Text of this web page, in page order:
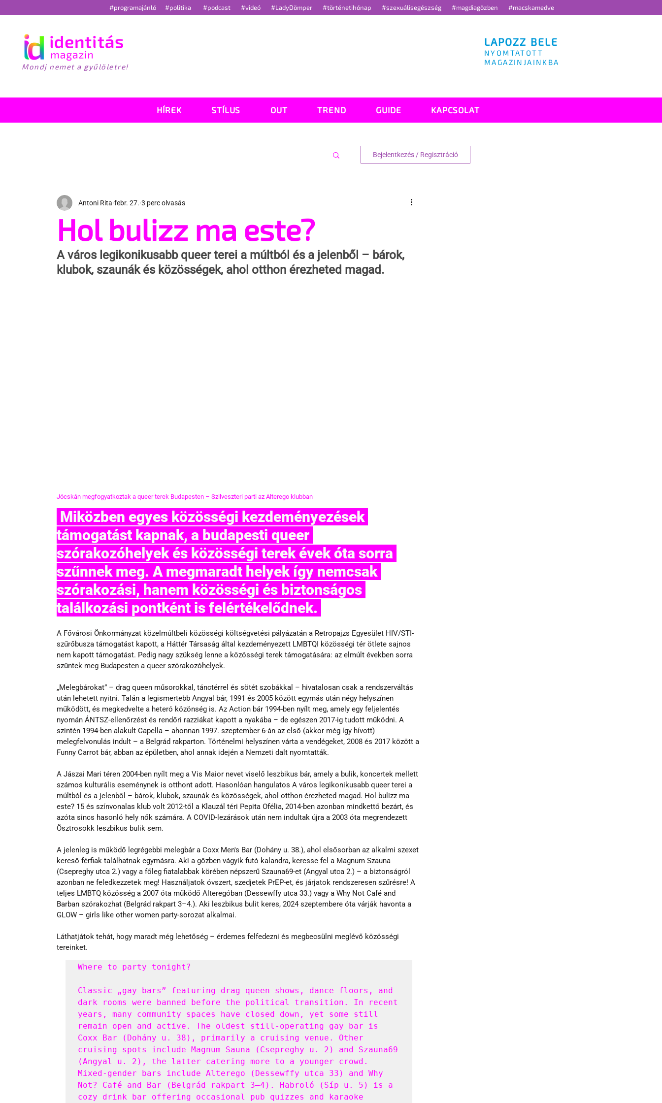
#programajánló #politika #podcast #videó #LadyDömper #történetihónap #szexuálisegészség #magdiagőzben #macskamedve
Mondj nemet a gyűlöletre!
LAPOZZ BELE
NYOMTATOTT
MAGAZINJAINKBA
HÍREK STÍLUS OUT TREND GUIDE KAPCSOLAT
Bejelentkezés / Regisztráció
Hol bulizz ma este?
Antoni Rita febr. 27. 3 perc olvasás
A város legikonikusabb queer terei a múltból és a jelenből – bárok,
klubok, szaunák és közösségek, ahol otthon érezheted magad.
Jócskán megfogyatkoztak a queer terek Budapesten – Szilveszteri parti az Alterego klubban
támogatást kapnak, a budapesti queer
szórakozóhelyek és közösségi terek évek óta sorra
szűnnek meg. A megmaradt helyek így nemcsak
szórakozási, hanem közösségi és biztonságos
találkozási pontként is felértékelődnek.
A Fővárosi Önkormányzat közelmúltbeli közösségi költségvetési pályázatán a Retropajzs Egyesület HIV/STI-
szűrőbusza támogatást kapott, a Háttér Társaság által kezdeményezett LMBTQI közösségi tér ötlete sajnos
nem kapott támogatást. Pedig nagy szükség lenne a közösségi terek támogatására: az elmúlt években sorra
szűntek meg Budapesten a queer szórakozóhelyek.
„Melegbárokat” – drag queen műsorokkal, tánctérrel és sötét szobákkal – hivatalosan csak a rendszerváltás
után lehetett nyitni. Talán a legismertebb Angyal bár, 1991 és 2005 között egymás után négy helyszínen
működött, és megkedvelte a heteró közönség is. Az Action bár 1994-ben nyílt meg, amely egy feljelentés
nyomán ÁNTSZ-ellenőrzést és rendőri razziákat kapott a nyakába – de egészen 2017-ig tudott működni. A
szintén 1994-ben alakult Capella – ahonnan 1997. szeptember 6-án az első (akkor még így hívott)
melegfelvonulás indult – a Belgrád rakparton. Történelmi helyszínen várta a vendégeket, 2008 és 2017 között a
Funny Carrot bár, abban az épületben, ahol annak idején a Nemzeti dalt nyomtatták.
A Jászai Mari téren 2004-ben nyílt meg a Vis Maior nevet viselő leszbikus bár, amely a bulik, koncertek mellett
számos kulturális eseménynek is otthont adott. Hasonlóan hangulatos A város legikonikusabb queer terei a
múltból és a jelenből – bárok, klubok, szaunák és közösségek, ahol otthon érezheted magad. Hol bulizz ma
este? 15 és színvonalas klub volt 2012-től a Klauzál téri Pepita Ofélia, 2014-ben azonban mindkettő bezárt, és
azóta sincs hasonló hely nők számára. A COVID-lezárások után nem indultak újra a 2003 óta megrendezett
Ösztrosokk leszbikus bulik sem.
A jelenleg is működő legrégebbi melegbár a Coxx Men's Bar (Dohány u. 38.), ahol elsősorban az alkalmi szexet
kereső férfiak találhatnak egymásra. Aki a gőzben vágyik futó kalandra, keresse fel a Magnum Szauna
(Csepreghy utca 2.) vagy a főleg fiatalabbak körében népszerű Szauna69-et (Angyal utca 2.) – a biztonságról
azonban ne feledkezzetek meg! Használjatok óvszert, szedjetek PrEP-et, és járjatok rendszeresen szűrésre! A
teljes LMBTQ közösség a 2007 óta működő Alteregóban (Dessewffy utca 33.) vagy a Why Not Café and
Barban szórakozhat (Belgrád rakpart 3–4.). Aki leszbikus bulit keres, 2024 szeptembere óta várják havonta a
GLOW – girls like other women party-sorozat alkalmai.
Láthatjátok tehát, hogy maradt még lehetőség – érdemes felfedezni és megbecsülni meglévő közösségi
tereinket.
Where to party tonight?
Classic „gay bars” featuring drag queen shows, dance floors, and
dark rooms were banned before the political transition. In recent
years, many community spaces have closed down, yet some still
remain open and active. The oldest still-operating gay bar is
Coxx Bar (Dohány u. 38), primarily a cruising venue. Other
cruising spots include Magnum Sauna (Csepreghy u. 2) and Szauna69
(Angyal u. 2), the latter catering more to a younger crowd.
Mixed-gender bars include Alterego (Dessewffy utca 33) and Why
Not? Café and Bar (Belgrád rakpart 3–4). Habroló (Síp u. 5) is a
cozy drink bar offering occasional pub quizzes and karaoke